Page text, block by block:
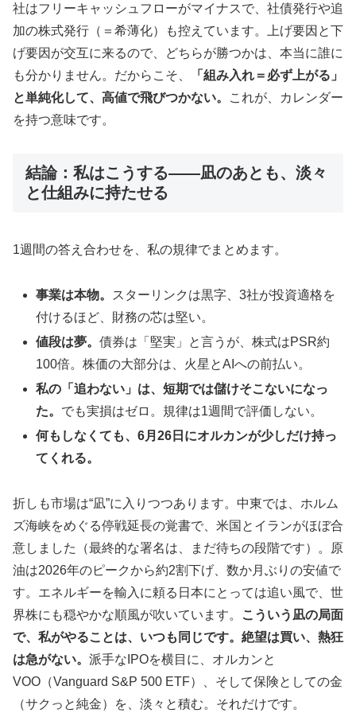
社はフリーキャッシュフローがマイナスで、社債発行や追
加の株式発行（＝希薄化）も控えています。上げ要因と下
げ要因が交互に来るので、どちらが勝つかは、本当に誰に
も分かりません。だからこそ、
「組み入れ＝必ず上がる」
と単純化して、高値で飛びつかない。
これが、カレンダー
を持つ意味です。
結論：私はこうする——凪のあとも、淡々
と仕組みに持たせる
1週間の答え合わせを、私の規律でまとめます。
事業は本物。
スターリンクは黒字、3社が投資適格を
付けるほど、財務の芯は堅い。
値段は夢。債券は「堅実」と言うが、株式はPSR約
100倍。株価の大部分は、火星とAIへの前払い。
私の「追わない」は、短期では儲けそこないになっ
た。 でも実損はゼロ。規律は1週間で評価しない。
何もしなくても、6月26日にオルカンが少しだけ持っ
てくれる。
折しも市場は“凪”に入りつつあります。中東では、ホルム
ズ海峡をめぐる停戦延長の覚書で、米国とイランがほぼ合
意しました（最終的な署名は、まだ待ちの段階です）。原
油は2026年のピークから約2割下げ、数か月ぶりの安値で
す。エネルギーを輸入に頼る日本にとっては追い風で、世
界株にも穏やかな順風が吹いています。
こういう凪の局面
で、私がやることは、いつも同じです。絶望は買い、熱狂
は急がない。 派手なIPOを横目に、オルカンと
VOO（Vanguard S&P 500 ETF）、そして保険としての金
（サクっと純金）を、淡々と積む。それだけです。